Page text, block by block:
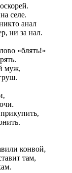
селе.
анал
ни за нал.
«блять!»
муж,
конвой,
там,